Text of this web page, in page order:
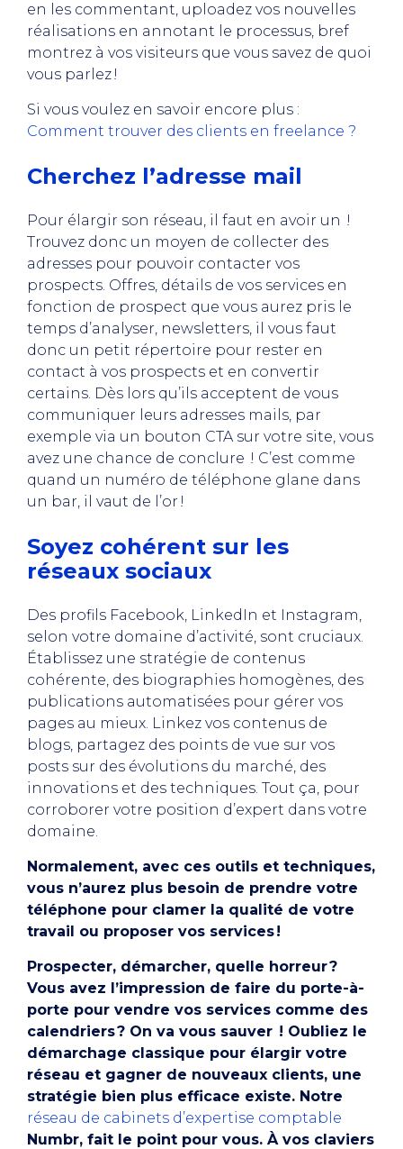
en les commentant, uploadez vos nouvelles
réalisations en annotant le processus, bref
montrez à vos visiteurs que vous savez de quoi
vous parlez !
Si vous voulez en savoir encore plus :
Comment trouver des clients en freelance ?
Cherchez l’adresse mail
Pour élargir son réseau, il faut en avoir un !
Trouvez donc un moyen de collecter des
adresses pour pouvoir contacter vos
prospects. Offres, détails de vos services en
fonction de prospect que vous aurez pris le
temps d’analyser, newsletters, il vous faut
donc un petit répertoire pour rester en
contact à vos prospects et en convertir
certains. Dès lors qu’ils acceptent de vous
communiquer leurs adresses mails, par
exemple via un bouton CTA sur votre site, vous
avez une chance de conclure ! C’est comme
quand un numéro de téléphone glane dans
un bar, il vaut de l’or !
Soyez cohérent sur les
réseaux sociaux
Des profils Facebook, LinkedIn et Instagram,
selon votre domaine d’activité, sont cruciaux.
Établissez une stratégie de contenus
cohérente, des biographies homogènes, des
publications automatisées pour gérer vos
pages au mieux. Linkez vos contenus de
blogs, partagez des points de vue sur vos
posts sur des évolutions du marché, des
innovations et des techniques. Tout ça, pour
corroborer votre position d’expert dans votre
domaine.
Normalement, avec ces outils et techniques,
vous n’aurez plus besoin de prendre votre
téléphone pour clamer la qualité de votre
travail ou proposer vos services !
Prospecter, démarcher, quelle horreur ?
Vous avez l’impression de faire du porte-à-
porte pour vendre vos services comme des
calendriers ? On va vous sauver ! Oubliez le
démarchage classique pour élargir votre
réseau et gagner de nouveaux clients, une
stratégie bien plus efficace existe. Notre
réseau de cabinets d’expertise comptable
Numbr, fait le point pour vous. À vos claviers